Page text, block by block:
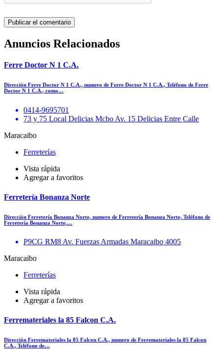
Anuncios Relacionados
Ferre Doctor N 1 C.A.
Dirección Ferre Doctor N 1 C.A., numero de Ferre Doctor N 1 C.A., Teléfono de Ferre
Doctor N 1 C.A., como…
0414-9695701
73 y 75 Local Delicias Mcbo Av. 15 Delicias Entre Calle
Maracaibo
Ferreterías
Vista rápida
Agregar a favoritos
Ferretería Bonanza Norte
Dirección Ferretería Bonanza Norte, numero de Ferretería Bonanza Norte, Teléfono de
Ferretería Bonanza Norte,…
P9CG RM8 Av. Fuerzas Armadas Maracaibo 4005
Maracaibo
Ferreterías
Vista rápida
Agregar a favoritos
Ferremateriales la 85 Falcon C.A.
Dirección Ferremateriales la 85 Falcon C.A., numero de Ferremateriales la 85 Falcon
C.A., Teléfono de…